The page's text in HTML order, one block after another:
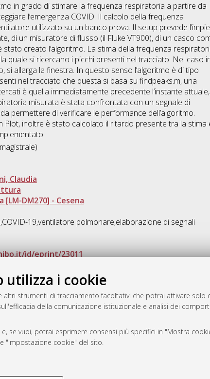
utilizza i cookie
strumenti di tracciamento facoltativi che potrai attivare solo
della comunicazione istituzionale e analisi dei
se vuoi, potrai esprimere consensi più specifici in "Mostra
"Impostazione cookie" del sito.
in grado di stimare la frequenza respiratoria a partire da
l’emergenza COVID. Il calcolo della frequenza
utilizzato su un banco prova. Il setup prevede
di un misuratore di flusso (il Fluke VT900), di un casco
creato l’algoritmo. La stima della frequenza
quale si ricercano i picchi presenti nel tracciato. Nel caso
allarga la finestra. In questo senso l’algoritmo è di tipo
nel tracciato che questa si basa su findpeaks.m, una
è quella immediatamente precedente l’instante
misurata è stata confrontata con un segnale di
permettere di verificare le performance dell’algoritmo.
inoltre è stato calcolato il ritardo presente tra la stima
Claudia
DM270] - Cesena
19,ventilatore polmonare,elaborazione di segnali
id/eprint/23011